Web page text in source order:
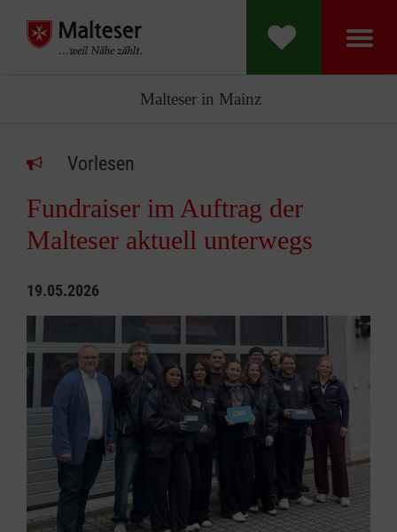
Malteser in Mainz
Vorlesen
Fundraiser im Auftrag der
Malteser aktuell unterwegs
19.05.2026